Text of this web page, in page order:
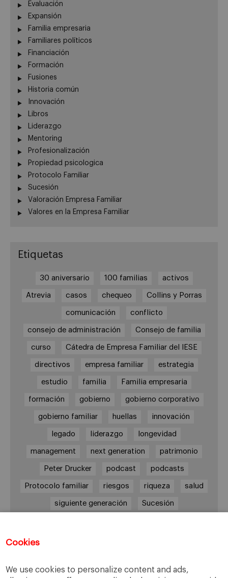
Cookies
We use cookies to personalize content and ads,
Evaluación
Expansión
Familia empresaria
Familiares políticos
Financiación
Formación
Fusiones
Historia común
Innovación
Libros
Liderazgo
Mentoring
Profesionalización
Propiedad psicologica
Protocolo Familiar
Sucesión
Valoración Empresa Familiar
Valores en la Empresa Familiar
Etiquetas
30 aniversario 100 familias activos
Atrevia casos chequeo Collins y Porras
comunicación conflicto
consejo de administración Consejo de familia
curso Cátedra de Empresa Familiar del IESE
directivos empresa familiar estrategia
estudio familia Familia empresaria
formación gobierno gobierno corporativo
gobierno familiar huellas innovación
legado liderazgo longevidad
management next generation patrimonio
Peter Drucker podcast podcasts
Protocolo familiar riesgos riqueza salud
siguiente generación Sucesión